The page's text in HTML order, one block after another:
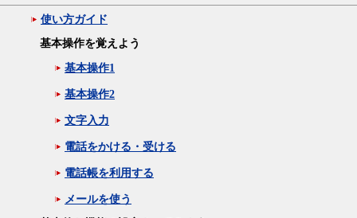
使い方ガイド
基本操作を覚えよう
基本操作1
基本操作2
文字入力
電話をかける・受ける
電話帳を利用する
メールを使う